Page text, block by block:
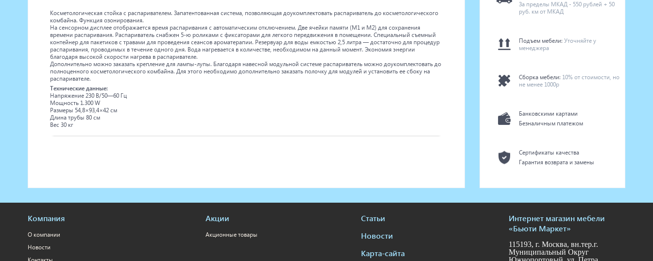
Косметологическая стойка с распаривателем. Запатентованная система, позволяющая доукомплектовать распариватель до косметологического
комбайна. Функция озонирования.
На сенсорном дисплее отображается время распаривания с автоматическим отключением. Две ячейки памяти (М1 и М2) для сохранения
времени распаривания. Распариватель снабжен 5-ю роликами с фиксаторами для легкого передвижения в помещении. Специальный съемный
контейнер для пакетиков с травами для проведения сеансов ароматерапии. Резервуар для воды емкостью 2,5 литра — достаточно для процедур
распаривания, проводимых в течение одного дня. Вода нагревается в количестве, необходимом на данный момент. Экономия энергии
благодаря высокой скорости нагрева в распаривателе.
Дополнительно можно заказать крепление для лампы-лупы. Благодаря навесной модульной системе распариватель можно доукомплектовать до
полноценного косметологического комбайна. Для этого необходимо дополнительно заказать полочку для модулей и установить ее сбоку на
распаривателе.
Технические данные:
Напряжение 230 В/50—60 Гц
Мощность 1.300 W
Размеры 54,8×93,4×42 см
Длина трубы 80 см
Вес 30 кг
За пределы МКАД - 550 рублей + 50
руб. км от МКАД
Подъем мебели: Уточняйте у
менеджера
Сборка мебели: 10% от стоимости, но
не менее 1000р
Банковскими картами
Безналичным платежом
Сертификаты качества
Гарантия возврата и замены
Компания
О компании
Новости
Акции
Акционные товары
Статьи
Новости
Карта-сайта
Интернет магазин мебели
«Бьюти Маркет»
115193, г. Москва, вн.тер.г.
Муниципальный Округ